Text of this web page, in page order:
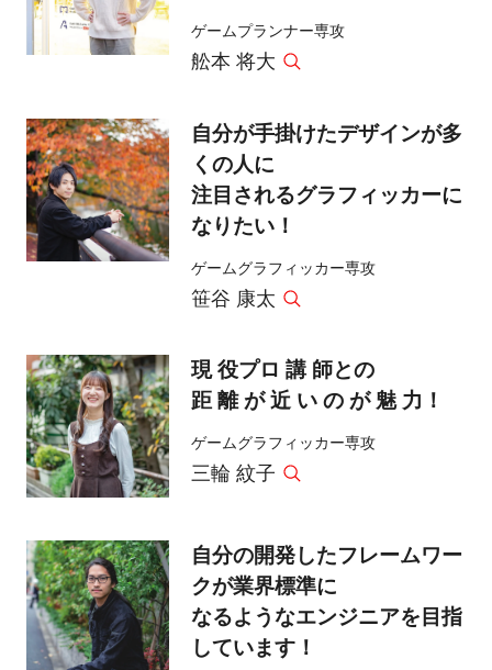
ゲームプランナー専攻
舩本 将大
自分が手掛けたデザインが多
くの人に
注目されるグラフィッカーに
なりたい！
ゲームグラフィッカー専攻
笹谷 康太
現 役プロ 講 師との
距 離 が 近 い の が 魅 力！
ゲームグラフィッカー専攻
三輪 紋子
自分の開発したフレームワー
クが業界標準に
なるようなエンジニアを目指
しています！